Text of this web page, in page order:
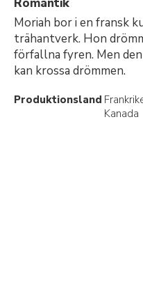
Moriah bor i en fransk
trähantverk. Hon
förfallna fyren. Men
kan krossa drömmen.
Produktionsland
Kanada